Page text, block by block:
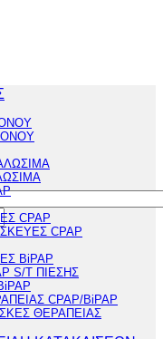
CPAP
CPAP
BiPAP
S/T ΠΙΕΣΗΣ
CPAP/BiPAP
ΘΕΡΑΠΕΙΑΣ